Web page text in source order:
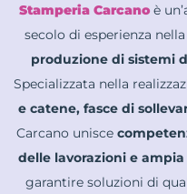
Stamperia Carcanoè
secolo di esperienza nella
produzione di sistemi
Specializzata nella
e catene, fasce di
Carcano unisce
delle lavorazioni e
garantire soluzioni di